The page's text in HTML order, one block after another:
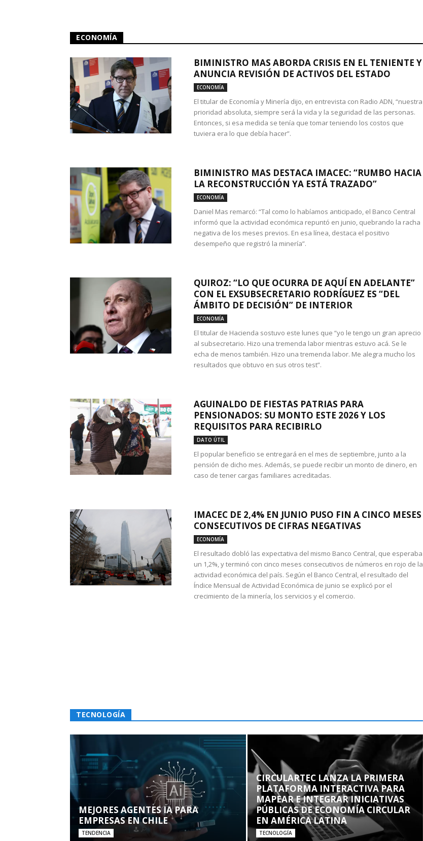
ECONOMÍA
BIMINISTRO MAS ABORDA CRISIS EN EL TENIENTE Y
ANUNCIA REVISIÓN DE ACTIVOS DEL ESTADO
ECONOMÍA
El titular de Economía y Minería dijo, en entrevista con Radio ADN, “nuestra
prioridad absoluta, siempre será la vida y la seguridad de las personas.
Entonces, si esa medida se tenía que tomar teniendo los costos que
tuviera era lo que debía hacer”.
BIMINISTRO MAS DESTACA IMACEC: “RUMBO HACIA
LA RECONSTRUCCIÓN YA ESTÁ TRAZADO”
ECONOMÍA
Daniel Mas remarcó: “Tal como lo habíamos anticipado, el Banco Central
informó que la actividad económica repuntó en junio, quebrando la racha
negativa de los meses previos. En esa línea, destaca el positivo
desempeño que registró la minería”.
QUIROZ: “LO QUE OCURRA DE AQUÍ EN ADELANTE”
CON EL EXSUBSECRETARIO RODRÍGUEZ ES “DEL
ÁMBITO DE DECISIÓN” DE INTERIOR
ECONOMÍA
El titular de Hacienda sostuvo este lunes que “yo le tengo un gran aprecio
al subsecretario. Hizo una tremenda labor mientras estuvo acá. Se le
echa de menos también. Hizo una tremenda labor. Me alegra mucho los
resultados que obtuvo en sus otros test”.
AGUINALDO DE FIESTAS PATRIAS PARA
PENSIONADOS: SU MONTO ESTE 2026 Y LOS
REQUISITOS PARA RECIBIRLO
DATO ÚTIL
El popular beneficio se entregará en el mes de septiembre, junto a la
pensión de dicho mes. Además, se puede recibir un monto de dinero, en
caso de tener cargas familiares acreditadas.
IMACEC DE 2,4% EN JUNIO PUSO FIN A CINCO MESES
CONSECUTIVOS DE CIFRAS NEGATIVAS
ECONOMÍA
El resultado dobló las expectativa del mismo Banco Central, que esperaba
un 1,2%, y terminó con cinco meses consecutivos de números en rojo de la
actividad económica del país. Según el Banco Central, el resultado del
Índice Mensual de Actividad Económica de junio se explicó por el
crecimiento de la minería, los servicios y el comercio.
TECNOLOGÍA
MEJORES AGENTES IA PARA
EMPRESAS EN CHILE
TENDENCIA
CIRCULARTEC LANZA LA PRIMERA
PLATAFORMA INTERACTIVA PARA
MAPEAR E INTEGRAR INICIATIVAS
PÚBLICAS DE ECONOMÍA CIRCULAR
EN AMÉRICA LATINA
TECNOLOGÍA